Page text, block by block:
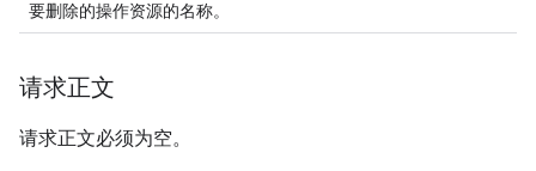
要删除的操作资源的名称。
请求正文
请求正文必须为空。